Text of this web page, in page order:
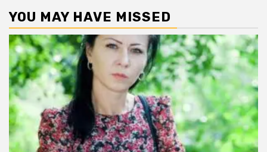
YOU MAY HAVE MISSED